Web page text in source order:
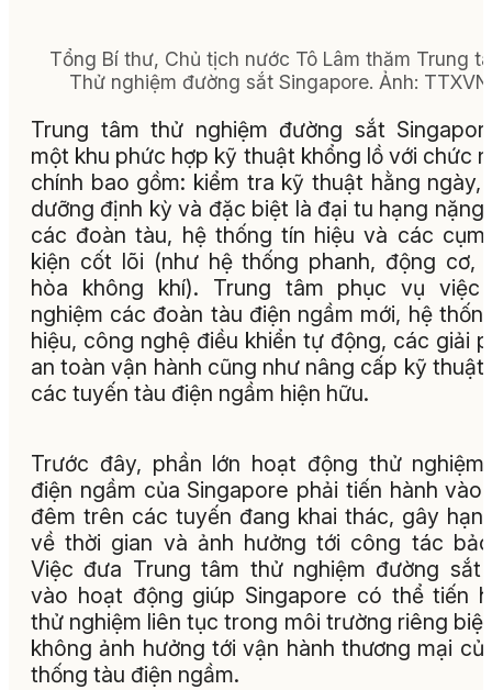
Tổng Bí thư, Chủ tịch nước Tô Lâm thăm Trung
Thử nghiệm đường sắt Singapore. Ảnh: TTXVN
Trung tâm thử nghiệm đường sắt
một khu phức hợp kỹ thuật khổng lồ với chức
chính bao gồm: kiểm tra kỹ thuật hằng ngày,
dưỡng định kỳ và đặc biệt là đại tu hạng nặng
các đoàn tàu, hệ thống tín hiệu và các cụm
kiện cốt lõi (như hệ thống phanh, động cơ,
hòa không khí). Trung tâm phục vụ việc
nghiệm các đoàn tàu điện ngầm mới, hệ
hiệu, công nghệ điều khiển tự động, các giải
an toàn vận hành cũng như nâng cấp kỹ thuật
các tuyến tàu điện ngầm hiện hữu.
Trước đây, phần lớn hoạt động thử nghiệm
điện ngầm của Singapore phải tiến hành vào
đêm trên các tuyến đang khai thác, gây hạn
về thời gian và ảnh hưởng tới công tác
Việc đưa Trung tâm thử nghiệm đường sắt
vào hoạt động giúp Singapore có thể tiến
thử nghiệm liên tục trong môi trường riêng
không ảnh hưởng tới vận hành thương mại
thống tàu điện ngầm.